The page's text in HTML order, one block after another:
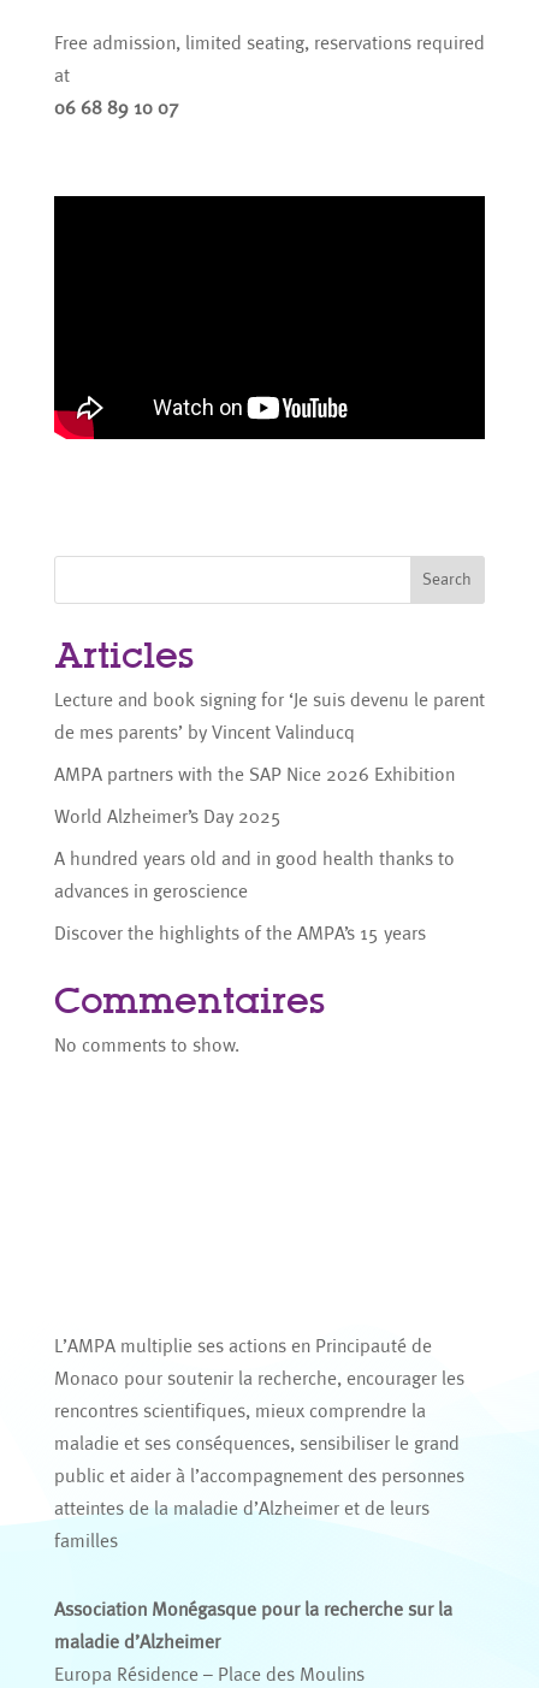
Free admission, limited seating, reservations required
at
06 68 89 10 07
Search
Articles
Lecture and book signing for ‘Je suis devenu le parent
de mes parents’ by Vincent Valinducq
AMPA partners with the SAP Nice 2026 Exhibition
World Alzheimer’s Day 2025
A hundred years old and in good health thanks to
advances in geroscience
Discover the highlights of the AMPA’s 15 years
Commentaires
No comments to show.
L’AMPA multiplie ses actions en Principauté de
Monaco pour soutenir la recherche, encourager les
rencontres scientifiques, mieux comprendre la
maladie et ses conséquences, sensibiliser le grand
public et aider à l’accompagnement des personnes
atteintes de la maladie d’Alzheimer et de leurs
familles
Association Monégasque pour la recherche sur la
maladie d’Alzheimer
Europa Résidence – Place des Moulins